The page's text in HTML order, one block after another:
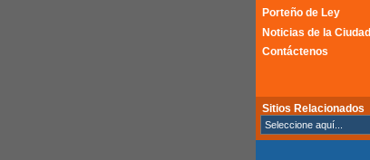
Porteño de Ley
Noticias de la Ciudad
Contáctenos
Sitios Relacionados